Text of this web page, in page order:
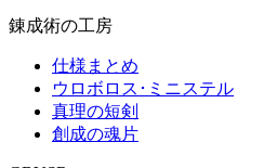
錬成術の工房
仕様まとめ
ウロボロス･ミニステル
真理の短剣
創成の魂片